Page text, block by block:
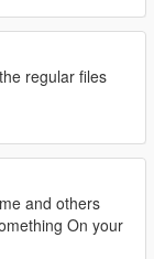
regular files
and others
On your